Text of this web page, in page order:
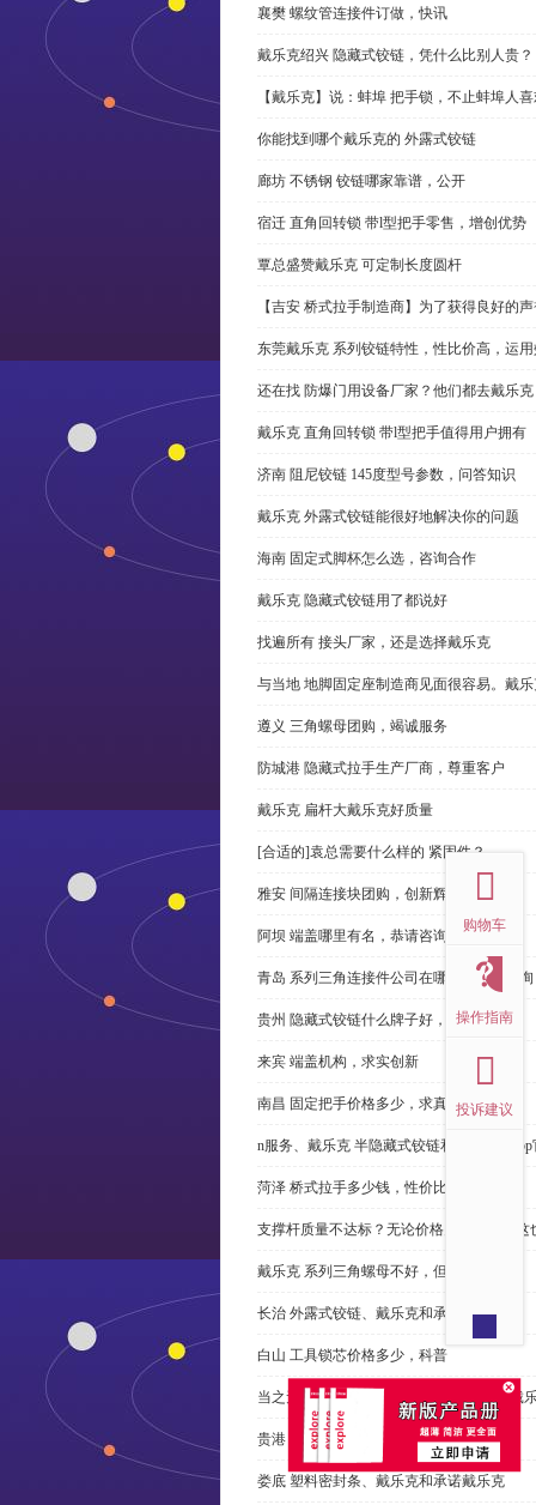
襄樊 螺纹管连接件订做，快讯
戴乐克绍兴 隐藏式铰链，凭什么比别人贵？
【戴乐克】说：蚌埠 把手锁，不止蚌埠人
你能找到哪个戴乐克的 外露式铰链
廊坊 不锈钢 铰链哪家靠谱，公开
宿迁 直角回转锁 带l型把手零售，增创优势
覃总盛赞戴乐克 可定制长度圆杆
【吉安 桥式拉手制造商】为了获得良好的
东莞戴乐克 系列铰链特性，性比价高，运
还在找 防爆门用设备厂家？他们都去戴乐克
戴乐克 直角回转锁 带l型把手值得用户拥有
济南 阻尼铰链 145度型号参数，问答知识
戴乐克 外露式铰链能很好地解决你的问题
海南 固定式脚杯怎么选，咨询合作
戴乐克 隐藏式铰链用了都说好
找遍所有 接头厂家，还是选择戴乐克
与当地 地脚固定座制造商见面很容易。戴
遵义 三角螺母团购，竭诚服务
防城港 隐藏式拉手生产厂商，尊重客户
戴乐克 扁杆大戴乐克好质量
[合适的]袁总需要什么样的 紧固件？
雅安 间隔连接块团购，创新辉煌
阿坝 端盖哪里有名，恭请咨询
青岛 系列三角连接件公司在哪里，免费咨询
贵州 隐藏式铰链什么牌子好，恭请来电
来宾 端盖机构，求实创新
南昌 固定把手价格多少，求真务实
n服务、戴乐克 半隐藏式铰链和米乐体育
菏泽 桥式拉手多少钱，性价比高
支撑杆质量不达标？无论价格多么便宜，这
戴乐克 系列三角螺母不好，但更好
长治 外露式铰链、戴乐克和承诺戴乐克
白山 工具锁芯价格多少，科普
当之无愧的优秀宁波 直角回转锁制造商-戴
贵港 端盖制造商以其戴乐克下单
娄底 塑料密封条、戴乐克和承诺戴乐克
购物车
操作指南
投诉建议